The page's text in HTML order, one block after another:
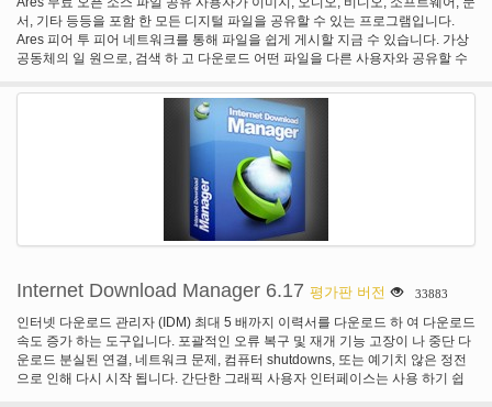
서, 기타 등등을 포함 한 모든 디지털 파일을 공유할 수 있는 프로그램입니다.
Ares 피어 투 피어 네트워크를 통해 파일을 쉽게 게시할 지금 수 있습니다. 가상
공동체의 일 원으로, 검색 하 고 다운로드 어떤 파일을 다른 사용자와 공유할 수
합니다. Ares와 또한 대화방에 참여 또는 채널 호스트를 새로운 친구 들을 만나
게 됩니다. 빠른 multisource 다운로드 강력한 라이브러리 주최자 내장 오디오/
Internet Download Manager 6.17 평가판 버전 33883
인터넷 다운로드 관리자 (IDM) 최대 5 배까지 이력서를 다운로드 하 여 다운로드
속도 증가 하는 도구입니다. 포괄적인 오류 복구 및 재개 기능 고장이 나 중단 다
운로드 분실된 연결, 네트워크 문제, 컴퓨터 shutdowns, 또는 예기치 않은 정전
으로 인해 다시 시작 됩니다. 간단한 그래픽 사용자 인터페이스는 사용 하기 쉽